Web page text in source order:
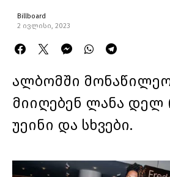
Billboard
2 ივლისი, 2023
ალბომში
მიიღებენ ლანა
უეინი და სხვები.